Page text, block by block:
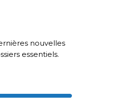
nouvelles
essentiels.